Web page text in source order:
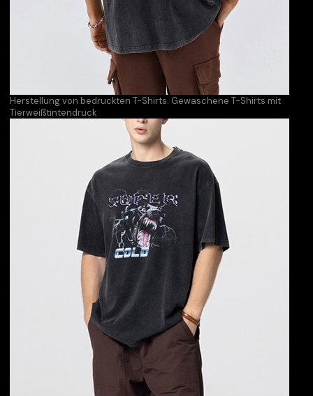
Herstellung von bedruckten T-Shirts. Gewaschene T-Shirts mit
Tierweißtintendruck